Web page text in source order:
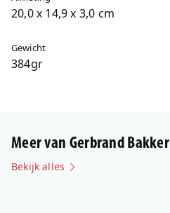
20,0 x 14,9 x 3,0 cm
Gewicht
384gr
Meer van Gerbrand Bakker
Bekijk alles